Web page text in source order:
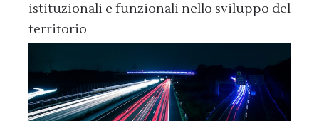
istituzionali e funzionali nello sviluppo del
territorio